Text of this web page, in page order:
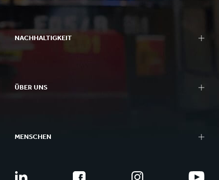
NACHHALTIGKEIT
ÜBER UNS
MENSCHEN